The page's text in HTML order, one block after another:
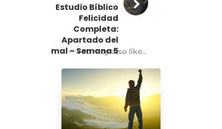
Estudio Bíblico
Felicidad
Completa:
Apartado del
mal – Semana 5
You may also like..